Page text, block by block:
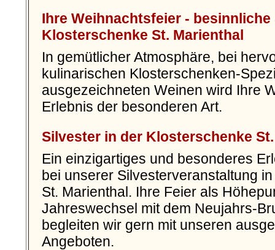
Ihre Weihnachtsfeier - besinnliche
Klosterschenke St. Marienthal
In gemütlicher Atmosphäre, bei
kulinarischen Klosterschenken-
ausgezeichneten Weinen wird Ihre
Erlebnis der besonderen Art.
Silvester in der Klosterschenke
Ein einzigartiges und besonderes
bei unserer Silvesterveranstaltung
St. Marienthal. Ihre Feier als
Jahreswechsel mit dem Neujahrs-
begleiten wir gern mit unseren
Angeboten.